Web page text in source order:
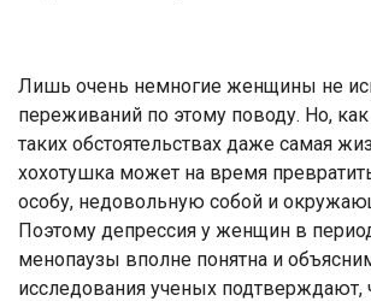
Лишь очень немногие женщины не
переживаний по этому поводу. Но,
таких обстоятельствах даже самая
хохотушка может на время
особу, недовольную собой и
Поэтому депрессия у женщин в
менопаузы вполне понятна и
исследования ученых